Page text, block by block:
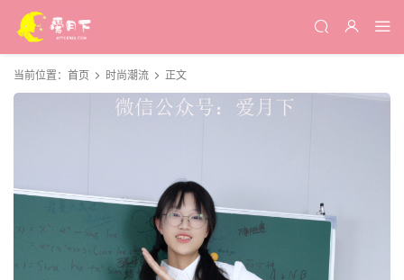
当前位置： 首页 时尚潮流 正文